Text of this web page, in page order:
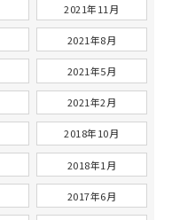
2021年11月
2021年8月
2021年5月
2021年2月
2018年10月
2018年1月
2017年6月